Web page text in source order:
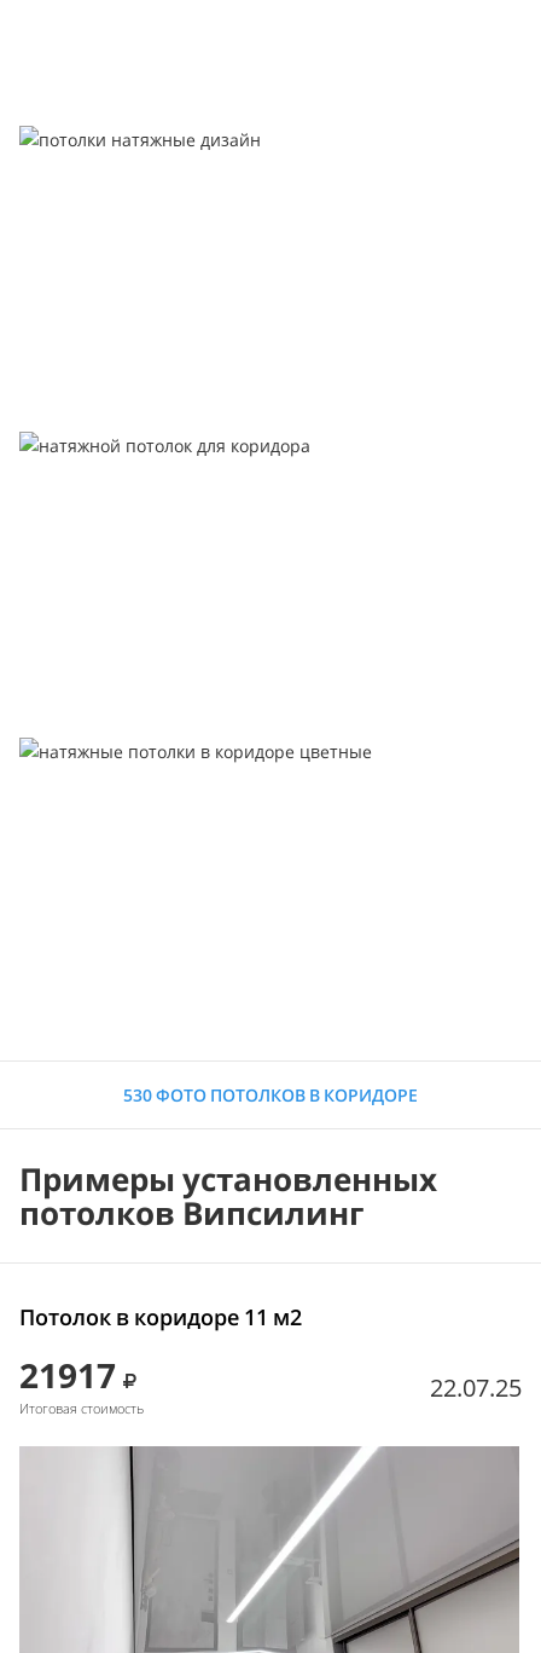
530 ФОТО ПОТОЛКОВ В КОРИДОРЕ
Примеры установленных
потолков Випсилинг
Потолок в коридоре 11 м2
21917
Итоговая стоимость
22.07.25